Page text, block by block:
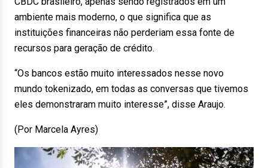
ambiente mais moderno, o que significa que as
instituições financeiras não perderiam essa fonte de
recursos para geração de crédito.
“Os bancos estão muito interessados nesse novo
mundo tokenizado, em todas as conversas que tivemos
eles demonstraram muito interesse”, disse Araujo.
(Por Marcela Ayres)